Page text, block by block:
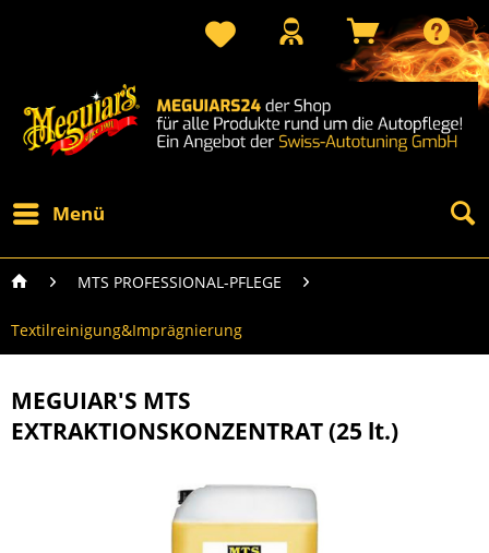
Menü
MTS PROFESSIONAL-PFLEGE
Textilreinigung&Imprägnierung
MEGUIAR'S MTS
EXTRAKTIONSKONZENTRAT (25 lt.)